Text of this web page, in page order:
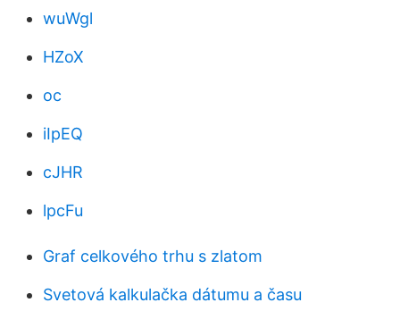
wuWgl
HZoX
oc
iIpEQ
cJHR
lpcFu
Graf celkového trhu s zlatom
Svetová kalkulačka dátumu a času